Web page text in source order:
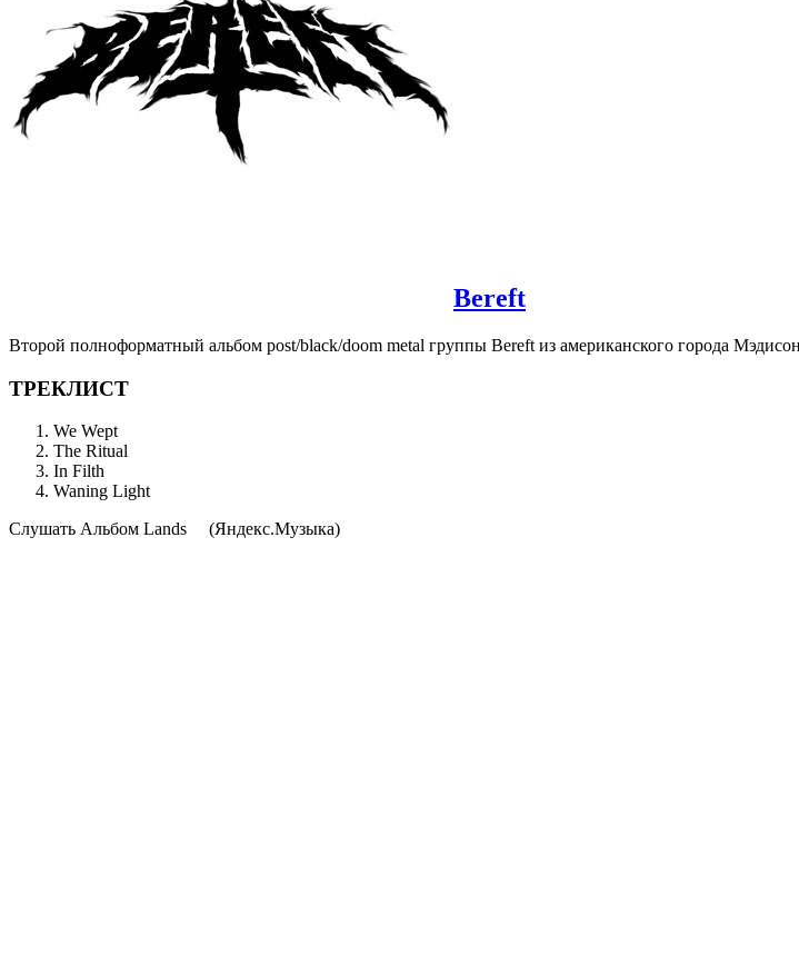
Bereft
Второй полноформатный альбом post/black/doom metal группы Bereft из американского города
ТРЕКЛИСТ
We Wept
The Ritual
In Filth
Waning Light
Cлушать Альбом Lands
(Яндекс.Музыка)